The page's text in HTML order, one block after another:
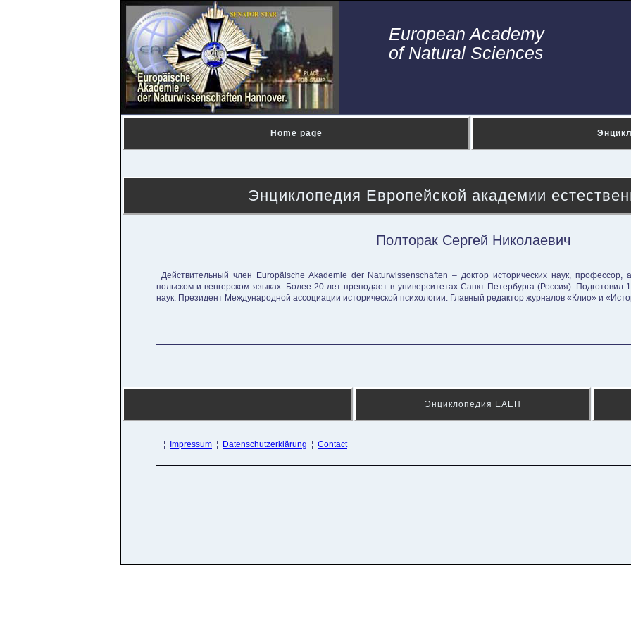
European Academy
of Natural Sciences
Home page
Энциклопедия Европейской академии
Полторак Сергей Николаевич
Действительный член Europäische Akademie der Naturwissenschaften – доктор исторических наук, профессор,
польском и венгерском языках. Более 20 лет преподает в университетах Санкт-Петербурга (Россия). Подготовил
наук. Президент Международной ассоциации исторической психологии. Главный редактор журналов «Клио» и
Энциклопедия ЕАЕН
¦ Impressum ¦ Datenschutzerklärung ¦ Contact